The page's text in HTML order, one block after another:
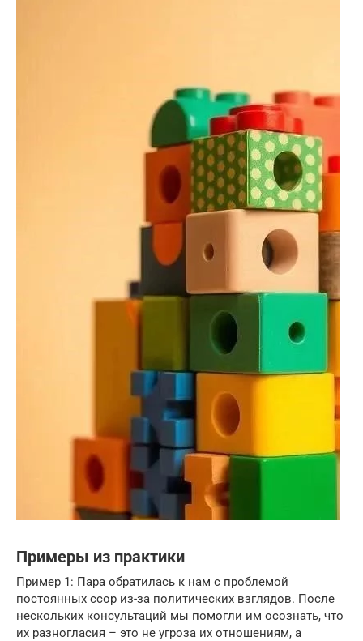
Примеры из практики
Пример 1: Пара обратилась к нам с проблемой
постоянных ссор из-за политических взглядов. После
нескольких консультаций мы помогли им осознать, что
их разногласия – это не угроза их отношениям, а